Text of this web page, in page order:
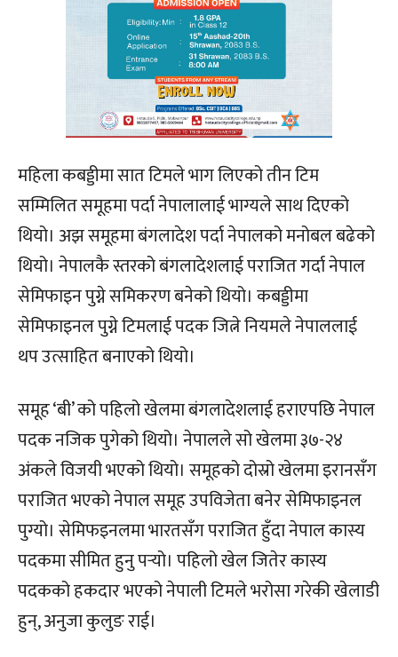
महिला कबड्डीमा सात टिमले भाग लिएको तीन टिम
सम्मिलित समूहमा पर्दा नेपालालाई भाग्यले साथ दिएको
थियो। अझ समूहमा बंगलादेश पर्दा नेपालको मनोबल बढेको
थियो। नेपालकै स्तरको बंगलादेशलाई पराजित गर्दा नेपाल
सेमिफाइन पुग्ने समिकरण बनेको थियो। कबड्डीमा
सेमिफाइनल पुग्ने टिमलाई पदक जित्ने नियमले नेपाललाई
थप उत्साहित बनाएको थियो।
समूह ‘बी’‍ को पहिलो खेलमा बंगलादेशलाई हराएपछि नेपाल
पदक नजिक पुगेको थियो। नेपालले सो खेलमा ३७-२४
अंकले विजयी भएको थियो। समूहको दोस्रो खेलमा इरानसँग
पराजित भएको नेपाल समूह उपविजेता बनेर सेमिफाइनल
पुग्यो। सेमिफइनलमा भारतसँग पराजित हुँदा नेपाल कास्य
पदकमा सीमित हुनु पर्‍यो। पहिलो खेल जितेर कास्य
पदकको हकदार भएको नेपाली टिमले भरोसा गरेकी खेलाडी
हुन्, अनुजा कुलुङ राई।